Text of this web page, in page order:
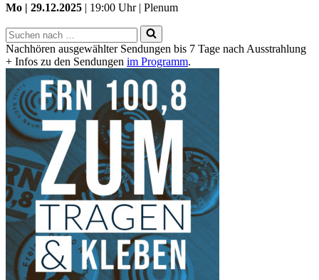
Mo | 29.12.2025 | 19:00 Uhr | Plenum
Suchen
nach …
Nachhören ausgewählter Sendungen bis 7 Tage nach Ausstrahlung
+ Infos zu den Sendungen im Programm.